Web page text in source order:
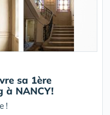
sa 1ère
à NANCY!
!